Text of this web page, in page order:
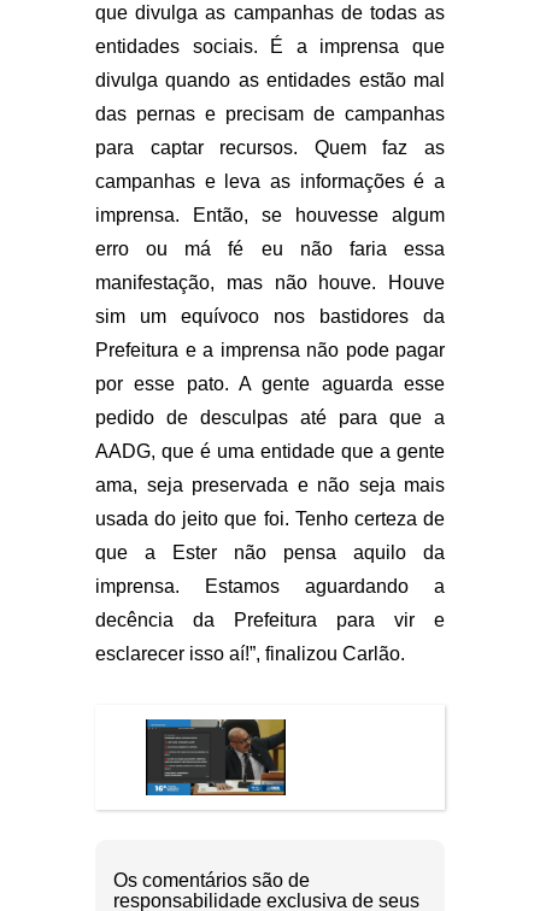
que divulga as campanhas de todas as
entidades sociais. É a imprensa que
divulga quando as entidades estão mal
das pernas e precisam de campanhas
para captar recursos. Quem faz as
campanhas e leva as informações é a
imprensa. Então, se houvesse algum
erro ou má fé eu não faria essa
manifestação, mas não houve. Houve
sim um equívoco nos bastidores da
Prefeitura e a imprensa não pode pagar
por esse pato. A gente aguarda esse
pedido de desculpas até para que a
AADG, que é uma entidade que a gente
ama, seja preservada e não seja mais
usada do jeito que foi. Tenho certeza de
que a Ester não pensa aquilo da
imprensa. Estamos aguardando a
decência da Prefeitura para vir e
esclarecer isso aí!”, finalizou Carlão.
Os comentários são de
responsabilidade exclusiva de seus